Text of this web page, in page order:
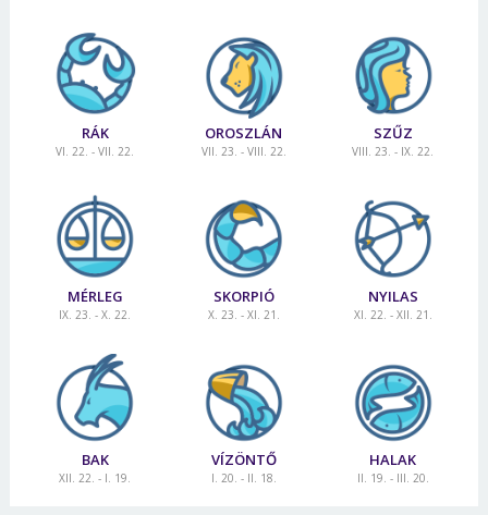
RÁK
VI. 22. - VII. 22.
OROSZLÁN
VII. 23. - VIII. 22.
SZŰZ
VIII. 23. - IX. 22.
MÉRLEG
IX. 23. - X. 22.
SKORPIÓ
X. 23. - XI. 21.
NYILAS
XI. 22. - XII. 21.
BAK
XII. 22. - I. 19.
VÍZÖNTŐ
I. 20. - II. 18.
HALAK
II. 19. - III. 20.
Borsonline bejelentkezés
E-mail cím vagy felhasználónév